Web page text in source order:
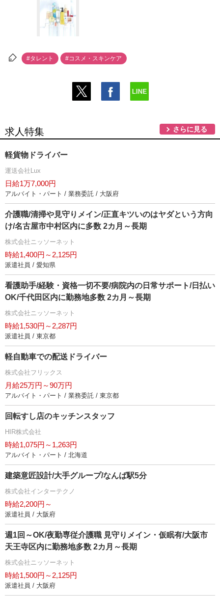
#タレント #コスメ・スキンケア
求人特集 さらに見る
軽貨物ドライバー
運送会社Lux
日給1万7,000円
アルバイト・パート / 業務委託 / 大阪府
介護職/清掃や見守りメイン/正直キツいのはヤダという方向
け/名古屋市中村区内に多数 2カ月～長期
株式会社ニッソーネット
時給1,400円～2,125円
派遣社員 / 愛知県
看護助手/経験・資格一切不要/病院内の日常サポート/日払い
OK/千代田区内に勤務地多数 2カ月～長期
株式会社ニッソーネット
時給1,530円～2,287円
派遣社員 / 東京都
軽自動車での配送ドライバー
株式会社フリックス
月給25万円～90万円
アルバイト・パート / 業務委託 / 東京都
回転すし店のキッチンスタッフ
HIR株式会社
時給1,075円～1,263円
アルバイト・パート / 北海道
建築意匠設計/大手グループ/なんば駅5分
株式会社インターテクノ
時給2,200円～
派遣社員 / 大阪府
週1回～OK/夜勤専従介護職 見守りメイン・仮眠有/大阪市
天王寺区内に勤務地多数 2カ月～長期
株式会社ニッソーネット
時給1,500円～2,125円
派遣社員 / 大阪府